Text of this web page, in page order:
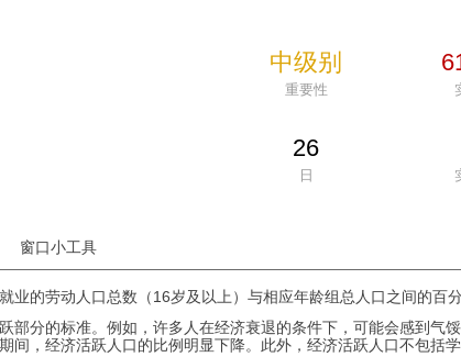
中级别
重要性
26
日
窗口小工具
业的劳动人口总数（16岁及以上）与相应年龄组总人口之间的百分
部分的标准。例如，许多人在经济衰退的条件下，可能会感到气
间，经济活跃人口的比例明显下降。此外，经济活跃人口不包括